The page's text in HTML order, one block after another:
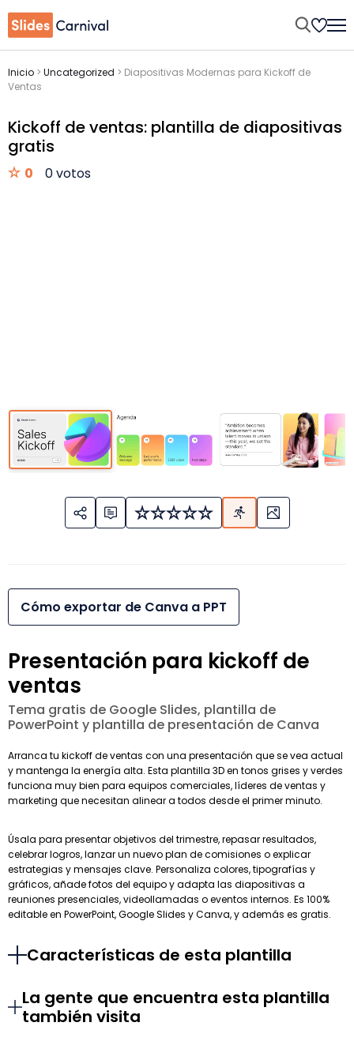
Inicio > Uncategorized > Diapositivas Modernas para Kickoff de
Ventas
Kickoff de ventas: plantilla de diapositivas
gratis
0 0 votos
Cómo exportar de Canva a PPT
Presentación para kickoff de
ventas
Tema gratis de Google Slides, plantilla de
PowerPoint y plantilla de presentación de Canva
Arranca tu kickoff de ventas con una presentación que se vea actual
y mantenga la energía alta. Esta plantilla 3D en tonos grises y verdes
funciona muy bien para equipos comerciales, líderes de ventas y
marketing que necesitan alinear a todos desde el primer minuto.
Úsala para presentar objetivos del trimestre, repasar resultados,
celebrar logros, lanzar un nuevo plan de comisiones o explicar
estrategias y mensajes clave. Personaliza colores, tipografías y
gráficos, añade fotos del equipo y adapta las diapositivas a
reuniones presenciales, videollamadas o eventos internos. Es 100%
editable en PowerPoint, Google Slides y Canva, y además es gratis.
Características de esta plantilla
La gente que encuentra esta plantilla
también visita